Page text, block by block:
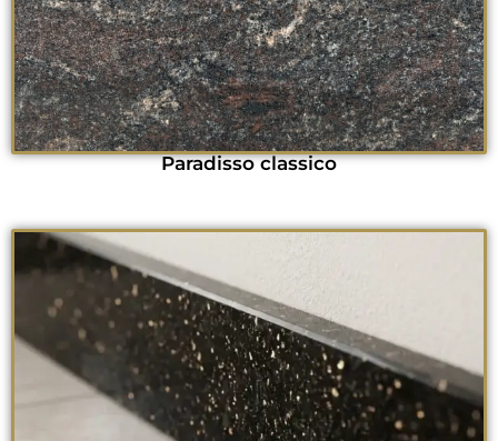
Paradisso classico